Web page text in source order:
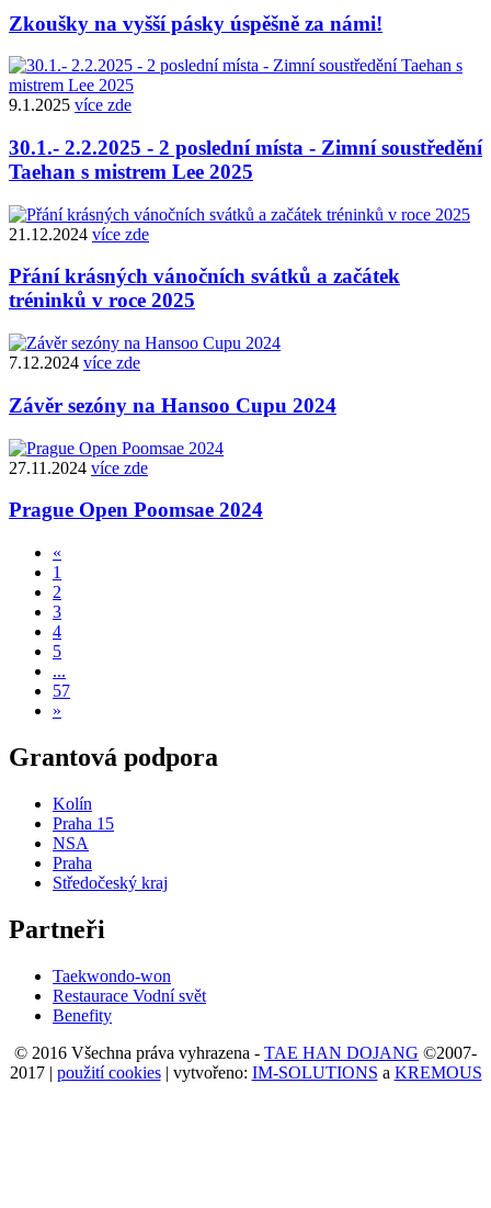
Zkoušky na vyšší pásky úspěšně za námi!
9.1.2025 více zde
30.1.- 2.2.2025 - 2 poslední místa - Zimní soustředění
Taehan s mistrem Lee 2025
21.12.2024 více zde
Přání krásných vánočních svátků a začátek
tréninků v roce 2025
7.12.2024 více zde
Závěr sezóny na Hansoo Cupu 2024
27.11.2024 více zde
Prague Open Poomsae 2024
«
1
2
3
4
5
...
57
»
Grantová podpora
Kolín
Praha 15
NSA
Praha
Středočeský kraj
Partneři
Taekwondo-won
Restaurace Vodní svět
Benefity
© 2016 Všechna práva vyhrazena - TAE HAN DOJANG ©2007-
2017 | použití cookies| vytvořeno: IM-SOLUTIONS a KREMOUS